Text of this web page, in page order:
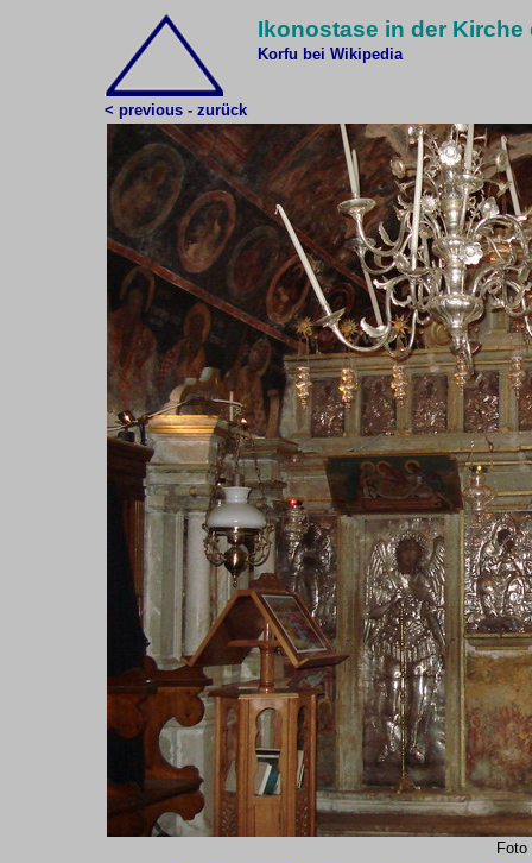
Ikonostase in der Kirche
Korfu bei Wikipedia
< previous - zurück